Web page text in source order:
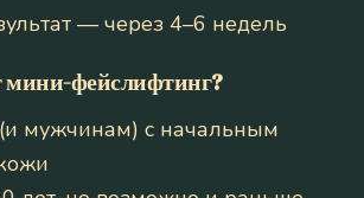
— через 4–6 недель
мини-фейслифтинг?
мужчинам) с начальным